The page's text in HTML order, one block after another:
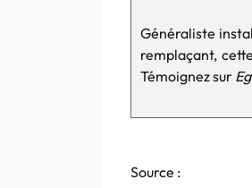
Généraliste
remplaçant,
Témoignez sur
Source :